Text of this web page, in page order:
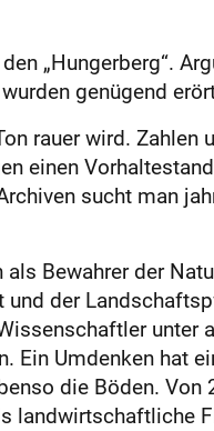
„Hungerberg“.
genügend
rauer wird.
einen
sucht man
Bewahrer der
der
Ein Umdenken hat
die Böden.
landwirtschaftliche